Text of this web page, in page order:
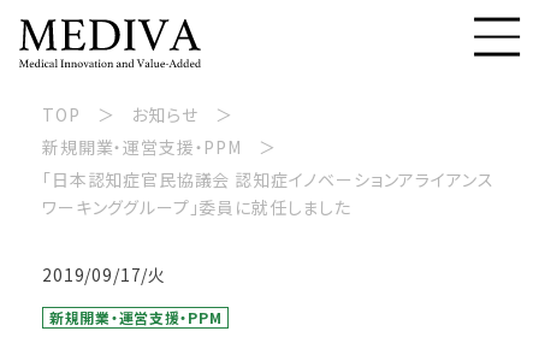
TOP
お知らせ
新規開業・運営支援・PPM
「日本認知症官民協議会 認知症イノベーションアライアンス
ワーキンググループ」委員に就任しました
2019/09/17/火
新規開業・運営支援・PPM